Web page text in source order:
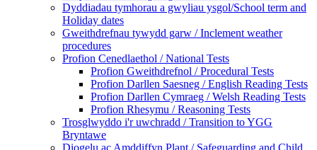
Dyddiadau tymhorau a gwyliau ysgol/School term and
Holiday dates
Gweithdrefnau tywydd garw / Inclement weather
procedures
Profion Cenedlaethol / National Tests
Profion Gweithdrefnol / Procedural Tests
Profion Darllen Saesneg / English Reading Tests
Profion Darllen Cymraeg / Welsh Reading Tests
Profion Rhesymu / Reasoning Tests
Trosglwyddo i'r uwchradd / Transition to YGG
Bryntawe
Diogelu ac Amddiffyn Plant / Safeguarding and Child